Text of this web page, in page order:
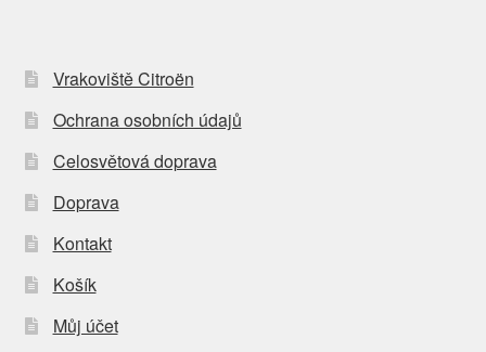
Vrakoviště Citroën
Ochrana osobních údajů
Celosvětová doprava
Doprava
Kontakt
Košík
Můj účet